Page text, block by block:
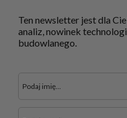
Ten newsletter jest dla
analiz, nowinek
budowlanego.